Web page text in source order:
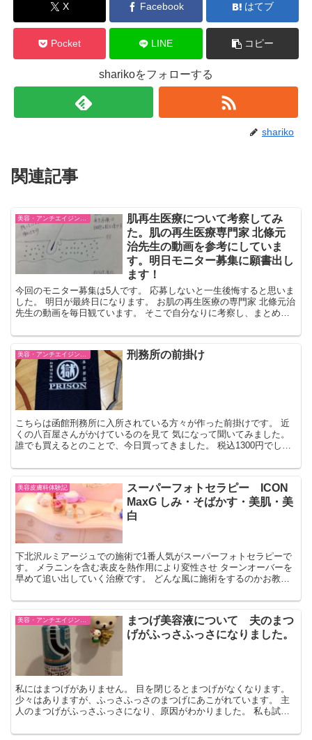
X Facebook はてブ
Pocket LINE コピー
sharikoをフォローする
shariko
関連記事
美容・アンチエイジング・ファッション
肌再生医療について考察してみ
た。肌の再生医療専門家 北條元
治先生の動画を参考にしていま
す。明日モニター募集に願書出し
ます！
今回のモニター募集は5人です。 応募しないと一生後悔すると思いま
した。 明日が最終日になります。 お肌の再生医療の専門家 北條元治
先生の動画を毎日観ています。 そこで自分なりに考察し、まとめて
美容・アンチエイジング・ファッション 刑務所の前掛け
こちらは函館刑務所に入所されている方々が作った前掛けです。 近
くの八百屋さんがかけているのを見て 気になって聞いてみました。
誰でも買えるとのことで、今日買ってきました。 税込1300円でし
美容皮膚科体験記
スーパーフォトセラピー ICON
MaxG しみ・そばかす・美肌・美
白
下北沢ルミアージュでの施術で1番人気がスーパーフォトセラピーで
す。 メラニンを含む表皮を熱作用により変性させ ターンオーバーを
早めて追い出していく治療です。 どんな風に施術をするのかお教え
美容・アンチエイジング・ファッション
まつげ美容液について 夫のまつ
げがふっさふっさになりました。
私にはまつげがありません。 目を閉じるとまつげがなくなります。
少々はありますが、ふっさふっさのまつげにあこがれています。 主
人のまつげがふっさふっさになり、原因がわかりました。 私も試し